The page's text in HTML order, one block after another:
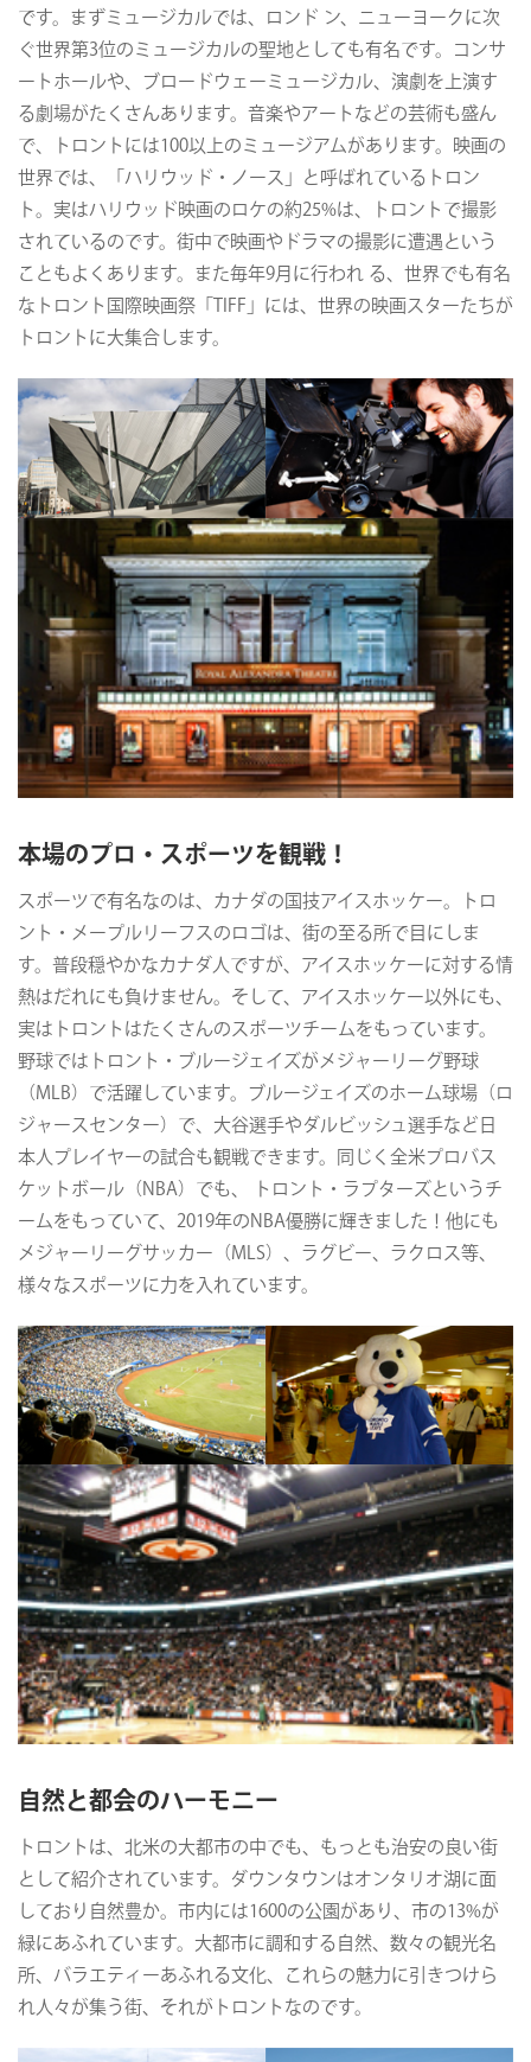
です。まずミュージカルでは、ロンド ン、ニューヨークに次
ぐ世界第3位のミュージカルの聖地としても有名です。コンサ
ートホールや、ブロードウェーミュージカル、演劇を上演す
る劇場がたくさんあります。音楽やアートなどの芸術も盛ん
で、トロントには100以上のミュージアムがあります。映画の
世界では、「ハリウッド・ノース」と呼ばれているトロン
ト。実はハリウッド映画のロケの約25%は、トロントで撮影
されているのです。街中で映画やドラマの撮影に遭遇という
こともよくあります。また毎年9月に行われ る、世界でも有名
なトロント国際映画祭「TIFF」には、世界の映画スターたちが
トロントに大集合します。
本場のプロ・スポーツを観戦！
スポーツで有名なのは、カナダの国技アイスホッケー。トロ
ント・メープルリーフスのロゴは、街の至る所で目にしま
す。普段穏やかなカナダ人ですが、アイスホッケーに対する情
熱はだれにも負けません。そして、アイスホッケー以外にも、
実はトロントはたくさんのスポーツチームをもっています。
野球ではトロント・ブルージェイズがメジャーリーグ野球
（MLB）で活躍しています。ブルージェイズのホーム球場（ロ
ジャースセンター）で、大谷選手やダルビッシュ選手など日
本人プレイヤーの試合も観戦できます。同じく全米プロバス
ケットボール（NBA）でも、 トロント・ラプターズというチ
ームをもっていて、2019年のNBA優勝に輝きました！他にも
メジャーリーグサッカー（MLS）、ラグビー、ラクロス等、
様々なスポーツに力を入れています。
自然と都会のハーモニー
トロントは、北米の大都市の中でも、もっとも治安の良い街
として紹介されています。ダウンタウンはオンタリオ湖に面
しており自然豊か。市内には1600の公園があり、市の13%が
緑にあふれています。大都市に調和する自然、数々の観光名
所、バラエティーあふれる文化、これらの魅力に引きつけら
れ人々が集う街、それがトロントなのです。